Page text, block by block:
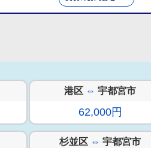
港区 ⇔ 宇都宮市
62,000円
杉並区 ⇔ 宇都宮市